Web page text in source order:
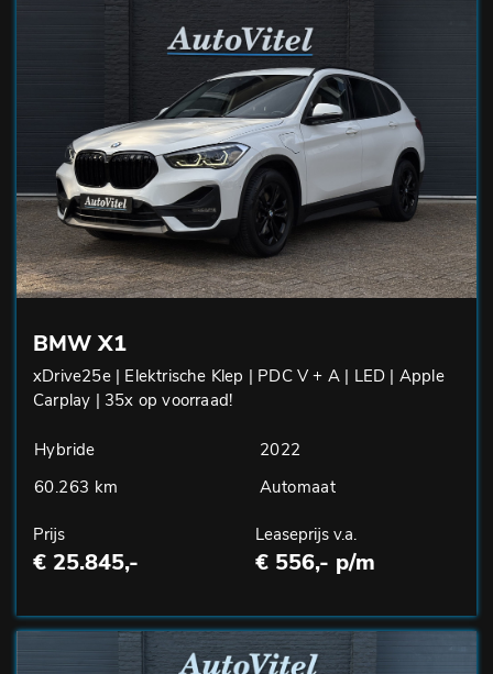
BMW X1
xDrive25e | Elektrische Klep | PDC V + A | LED | Apple
Carplay | 35x op voorraad!
Hybride
2022
60.263 km
Automaat
Prijs
€ 25.845,-
Leaseprijs v.a.
€ 556,- p/m